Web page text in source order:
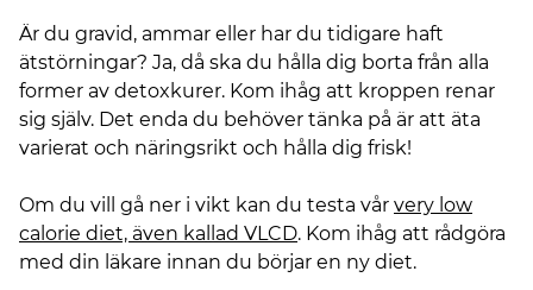
Är du gravid, ammar eller har du tidigare haft
ätstörningar? Ja, då ska du hålla dig borta från alla
former av detoxkurer. Kom ihåg att kroppen renar
sig själv. Det enda du behöver tänka på är att äta
varierat och näringsrikt och hålla dig frisk!
Om du vill gå ner i vikt kan du testa vår very low
calorie diet, även kallad VLCD. Kom ihåg att rådgöra
med din läkare innan du börjar en ny diet.